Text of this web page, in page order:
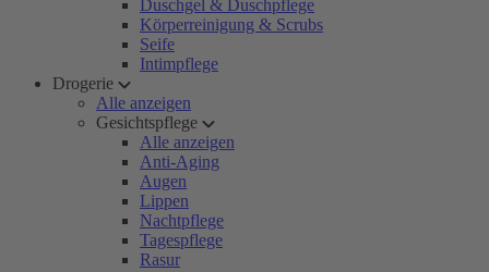
Duschgel & Duschpflege
Körperreinigung & Scrubs
Seife
Intimpflege
Drogerie
Alle anzeigen
Gesichtspflege
Alle anzeigen
Anti-Aging
Augen
Lippen
Nachtpflege
Tagespflege
Rasur